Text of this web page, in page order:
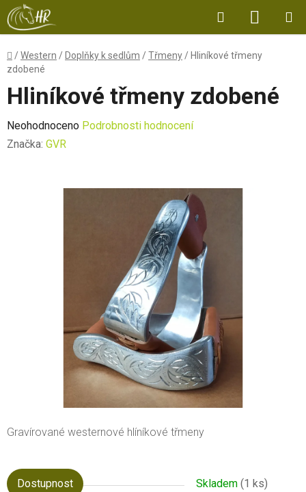
Přejít
na
obsah
Hledat
KOŠÍK
Domů
/Western / Doplňky k sedlům /Třmeny / Hliníkové třmeny
zdobené
Gravírované westernové hlíníkové třmeny
Dostupnost Skladem (1 ks)
Hliníkové třmeny zdobené
Průměrné
hodnocení
Neohodnoceno Podrobnosti hodnocení
Značka: GVR